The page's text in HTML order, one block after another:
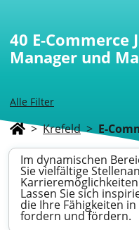
Alle Filter
40 E-Commerce
Manager und
> Krefeld > E-
Im dynamischen
Sie vielfältige
Lassen Sie sich
die Ihre Fähigkeiten
fordern und fördern.